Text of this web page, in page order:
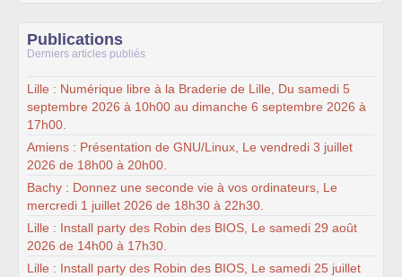
Publications
Derniers articles publiés
Lille : Numérique libre à la Braderie de Lille, Du samedi 5
septembre 2026 à 10h00 au dimanche 6 septembre 2026 à
17h00.
Amiens : Présentation de GNU/Linux, Le vendredi 3 juillet
2026 de 18h00 à 20h00.
Bachy : Donnez une seconde vie à vos ordinateurs, Le
mercredi 1 juillet 2026 de 18h30 à 22h30.
Lille : Install party des Robin des BIOS, Le samedi 29 août
2026 de 14h00 à 17h30.
Lille : Install party des Robin des BIOS, Le samedi 25 juillet